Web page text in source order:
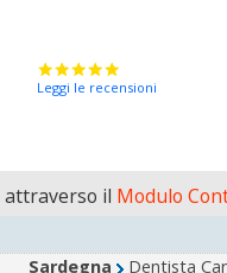
Leggi le recensioni
attraverso il Modulo
Sardegna Dentista